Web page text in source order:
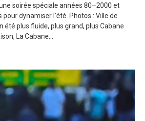
soirée spéciale années 80–2000 et
dynamiser l’été. Photos : Ville de
été plus fluide, plus grand, plus Cabane
La Cabane...